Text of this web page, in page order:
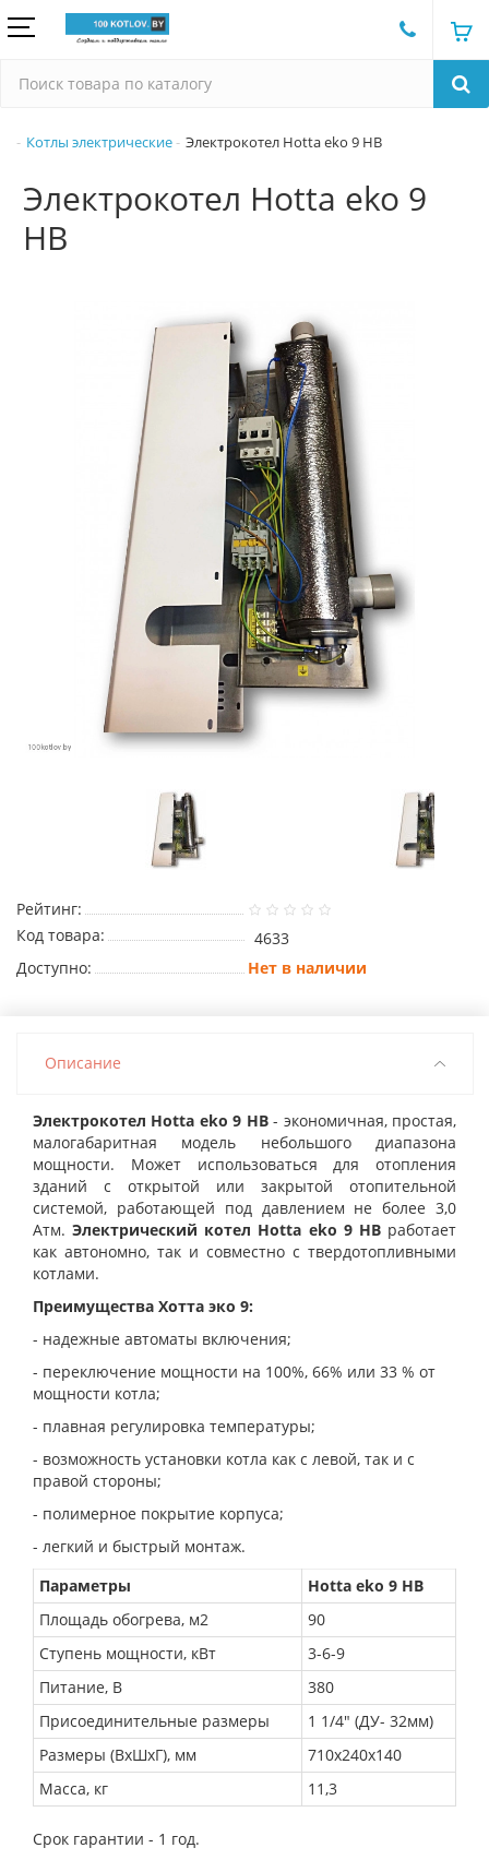
Котлы электрические Электрокотел Hotta eko 9 HB
Электрокотел Hotta eko 9
HB
Рейтинг:
Код товара:
4633
Доступно:
Нет в наличии
Описание
Электрокотел Hotta eko 9 HB- экономичная, простая,
малогабаритная модель небольшого диапазона
мощности. Может использоваться для отопления
зданий с открытой или закрытой отопительной
системой, работающей под давлением не более 3,0
Атм.Электрический котел Hotta eko 9 HBработает
как автономно, так и совместно с твердотопливными
котлами.
Преимущества Хотта эко 9:
- надежные автоматы включения;
- переключение мощности на 100%, 66% или 33 % от
мощности котла;
- плавная регулировка температуры;
- возможность установки котла как с левой, так и с
правой стороны;
- полимерное покрытие корпуса;
- легкий и быстрый монтаж.
Параметры
Hotta eko 9 HB
Площадь обогрева, м2
90
Ступень мощности, кВт
3-6-9
Питание, В
380
Присоединительные размеры
1 1/4" (ДУ- 32мм)
Размеры (ВхШхГ), мм
710х240х140
Масса, кг
11,3
Срок гарантии - 1 год.